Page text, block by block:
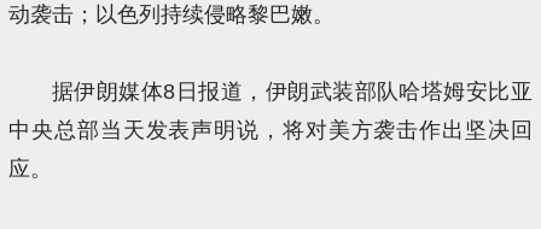
动袭击；以色列持续侵略黎巴嫩。
据伊朗媒体8日报道，伊朗武装部队哈塔姆安比亚
中央总部当天发表声明说，将对美方袭击作出坚决回
应。